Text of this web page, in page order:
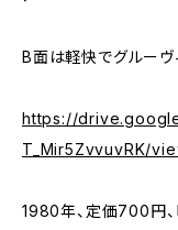
B面は軽快でグルーヴ
https://
T_Mir5ZvvuvRK/
1980年、定価700円